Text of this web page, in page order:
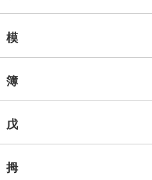
模
簿
戊
拇